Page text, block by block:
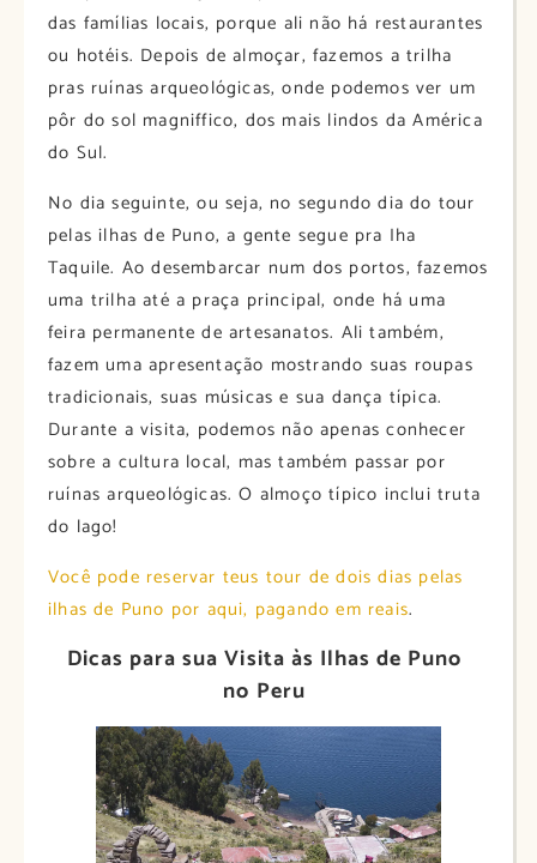
das famílias locais, porque ali não há restaurantes
ou hotéis. Depois de almoçar, fazemos a trilha
pras ruínas arqueológicas, onde podemos ver um
pôr do sol magniffico, dos mais lindos da América
do Sul.
No dia seguinte, ou seja, no segundo dia do tour
pelas ilhas de Puno, a gente segue pra Iha
Taquile. Ao desembarcar num dos portos, fazemos
uma trilha até a praça principal, onde há uma
feira permanente de artesanatos. Ali também,
fazem uma apresentação mostrando suas roupas
tradicionais, suas músicas e sua dança típica.
Durante a visita, podemos não apenas conhecer
sobre a cultura local, mas também passar por
ruínas arqueológicas. O almoço típico inclui truta
do lago!
Você pode reservar teus tour de dois dias pelas
ilhas de Puno por aqui, pagando em reais.
Dicas para sua Visita às Ilhas de Puno
no Peru